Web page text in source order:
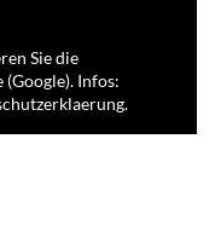
Sie die
Infos: